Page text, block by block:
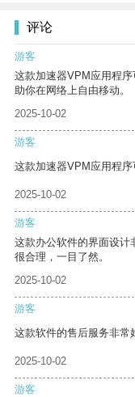
评论
游客
这款加速器VPM应用程
助你在网络上自由移动。
2025-10-02
游客
这款加速器VPM应用程序
2025-10-02
游客
这款办公软件的界面设计
很合理，一目了然。
2025-10-02
游客
这款软件的售后服务非常
2025-10-02
游客